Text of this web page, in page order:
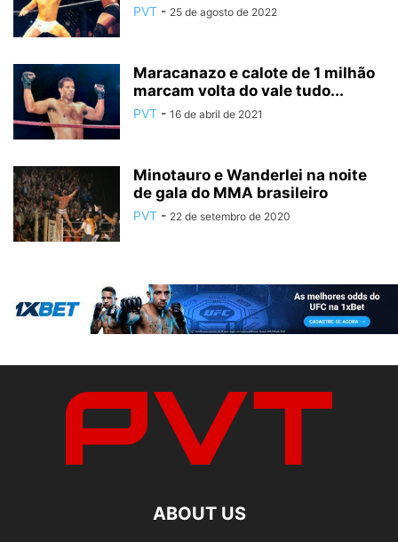
PVT - 25 de agosto de 2022
Maracanazo e calote de 1 milhão
marcam volta do vale tudo...
PVT - 16 de abril de 2021
Minotauro e Wanderlei na noite
de gala do MMA brasileiro
PVT - 22 de setembro de 2020
ABOUT US